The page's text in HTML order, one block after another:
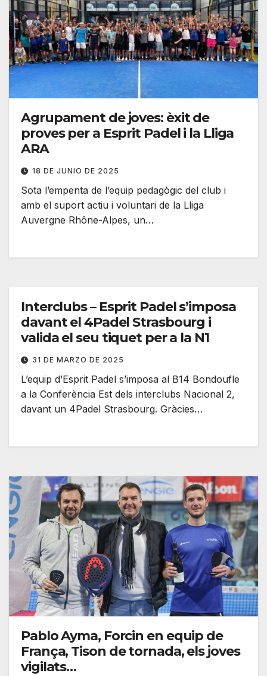
Agrupament de joves: èxit de
proves per a Esprit Padel i la Lliga
ARA
18 DE JUNIO DE 2025
Sota l’empenta de l’equip pedagògic del club i
amb el suport actiu i voluntari de la Lliga
Auvergne Rhône-Alpes, un…
Interclubs – Esprit Padel s’imposa
davant el 4Padel Strasbourg i
valida el seu tiquet per a la N1
31 DE MARZO DE 2025
L’equip d’Esprit Padel s’imposa al B14 Bondoufle
a la Conferència Est dels interclubs Nacional 2,
davant un 4Padel Strasbourg. Gràcies…
Pablo Ayma, Forcin en equip de
França, Tison de tornada, els joves
vigilats…